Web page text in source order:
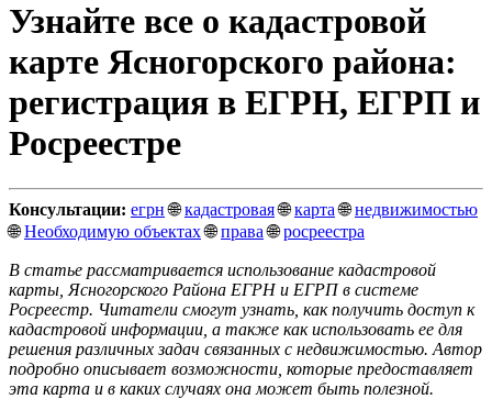
Узнайте все о кадастровой
карте Ясногорского района:
регистрация в ЕГРН, ЕГРП и
Росреестре
Консультации: егрн🌐кадастровая🌐карта🌐недвижимостью
🌐Необходимую объектах🌐права🌐росреестра
В статье рассматривается использование кадастровой
карты, Ясногорского Района ЕГРН и ЕГРП в системе
Росреестр. Читатели смогут узнать, как получить доступ к
кадастровой информации, а также как использовать ее для
решения различных задач связанных с недвижимостью. Автор
подробно описывает возможности, которые предоставляет
эта карта и в каких случаях она может быть полезной.